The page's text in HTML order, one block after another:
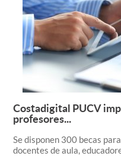
Costadigital PUCV
profesores...
Se disponen 300 becas
docentes de aula,